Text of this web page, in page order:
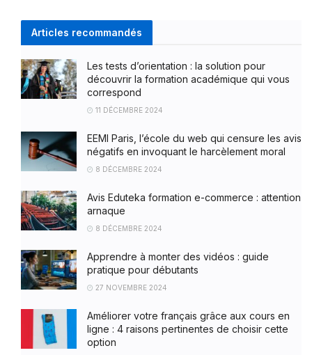
Articles recommandés
Les tests d’orientation : la solution pour
découvrir la formation académique qui vous
correspond
11 DÉCEMBRE 2024
EEMI Paris, l’école du web qui censure les avis
négatifs en invoquant le harcèlement moral
8 DÉCEMBRE 2024
Avis Eduteka formation e-commerce : attention
arnaque
8 DÉCEMBRE 2024
Apprendre à monter des vidéos : guide
pratique pour débutants
27 NOVEMBRE 2024
Améliorer votre français grâce aux cours en
ligne : 4 raisons pertinentes de choisir cette
option